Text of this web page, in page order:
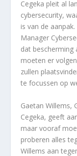
Cegeka pleit al
cybersecurity,
is van de
Manager
dat bescherming
moeten er
zullen
te focussen op
Gaetan Willems,
Cegeka, geeft
maar vooraf
proberen alles
Willems aan